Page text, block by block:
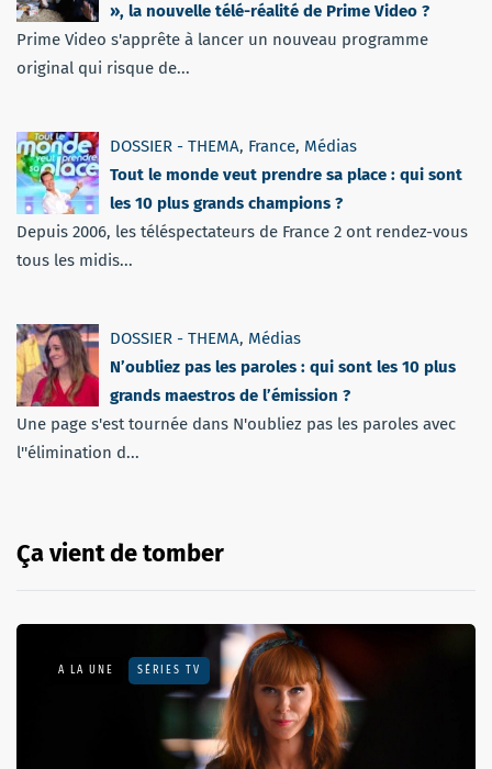
», la nouvelle télé-réalité de Prime Video ?
Prime Video s'apprête à lancer un nouveau programme
original qui risque de...
DOSSIER - THEMA, France, Médias
Tout le monde veut prendre sa place : qui sont
les 10 plus grands champions ?
Depuis 2006, les téléspectateurs de France 2 ont rendez-vous
tous les midis...
DOSSIER - THEMA, Médias
N’oubliez pas les paroles : qui sont les 10 plus
grands maestros de l’émission ?
Une page s'est tournée dans N'oubliez pas les paroles avec
l''élimination d...
Ça vient de tomber
A LA UNE SÉRIES TV